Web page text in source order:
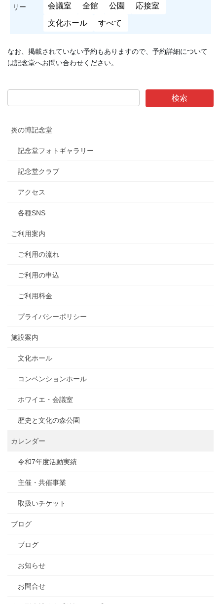
リー
会議室 全館 公園 応接室
文化ホール すべて
なお、掲載されていない予約もありますので、予約詳細について
は記念堂へお問い合わせください。
炎の博記念堂
記念堂フォトギャラリー
記念堂クラブ
アクセス
各種SNS
ご利用案内
ご利用の流れ
ご利用の申込
ご利用料金
プライバシーポリシー
施設案内
文化ホール
コンベンションホール
ホワイエ・会議室
歴史と文化の森公園
カレンダー
令和7年度活動実績
主催・共催事業
取扱いチケット
ブログ
ブログ
お知らせ
お問合せ